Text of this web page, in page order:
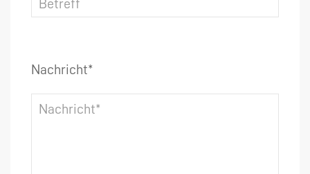
Nachricht*